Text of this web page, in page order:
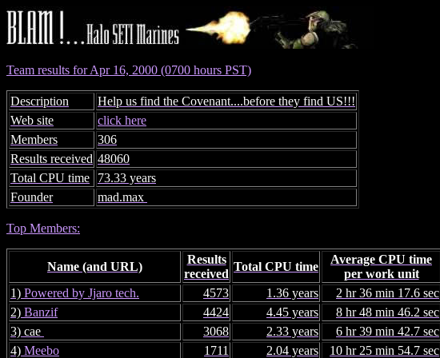
Team results for Apr 16, 2000 (0700 hours PST)
Description
Help us find the Covenant....before they find US!!!
Web site
click here
Members
306
Results received 48060
Total CPU time
73.33 years
Founder
mad.max
Top Members:
Name (and URL)
Results
received
Total CPU time
Average CPU time
per work unit
1) Powered by Jjaro tech. 4573 1.36 years
2 hr 36 min 17.6 sec
2) Banzif 4424 4.45 years
8 hr 48 min 46.2 sec
3) cae
3068 2.33 years
6 hr 39 min 42.7 sec
4) Meebo 1711 2.04 years
10 hr 25 min 54.7 sec